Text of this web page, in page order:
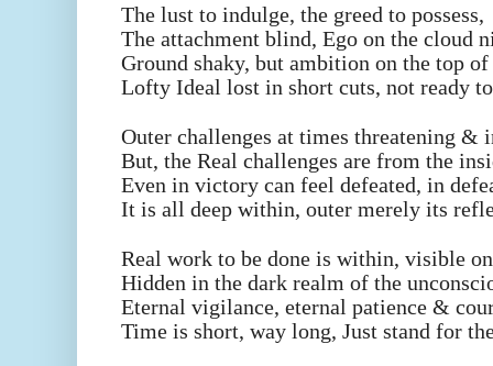
The lust to indulge, the greed to possess,
The attachment blind, Ego on the cloud
Ground shaky, but ambition on the top
Lofty Ideal lost in short cuts, not ready
Outer challenges at times threatening &
But, the Real challenges are from the
Even in victory can feel defeated, in
It is all deep within, outer merely its
Real work to be done is within, visible
Hidden in the dark realm of the
Eternal vigilance, eternal patience &
Time is short, way long, Just stand for